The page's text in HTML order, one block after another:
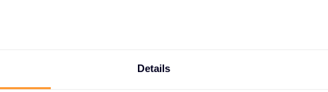
Details
Amodeo zum
Einführung der